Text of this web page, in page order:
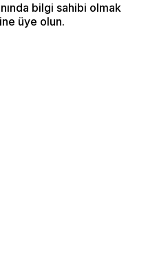
bilgi sahibi olmak
üye olun.